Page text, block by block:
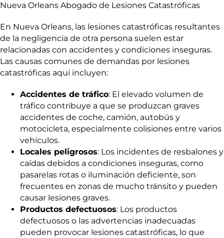
En Nueva Orleans, las lesiones catastróficas resultantes
de la negligencia de otra persona suelen estar
relacionadas con accidentes y condiciones inseguras.
Las causas comunes de demandas por lesiones
catastróficas aquí incluyen:
Accidentes de tráfico: El elevado volumen de
tráfico contribuye a que se produzcan graves
accidentes de coche, camión, autobús y
motocicleta, especialmente colisiones entre varios
vehículos.
Locales peligrosos: Los incidentes de resbalones y
caídas debidos a condiciones inseguras, como
pasarelas rotas o iluminación deficiente, son
frecuentes en zonas de mucho tránsito y pueden
causar lesiones graves.
Productos defectuosos: Los productos
defectuosos o las advertencias inadecuadas
pueden provocar lesiones catastróficas, lo que